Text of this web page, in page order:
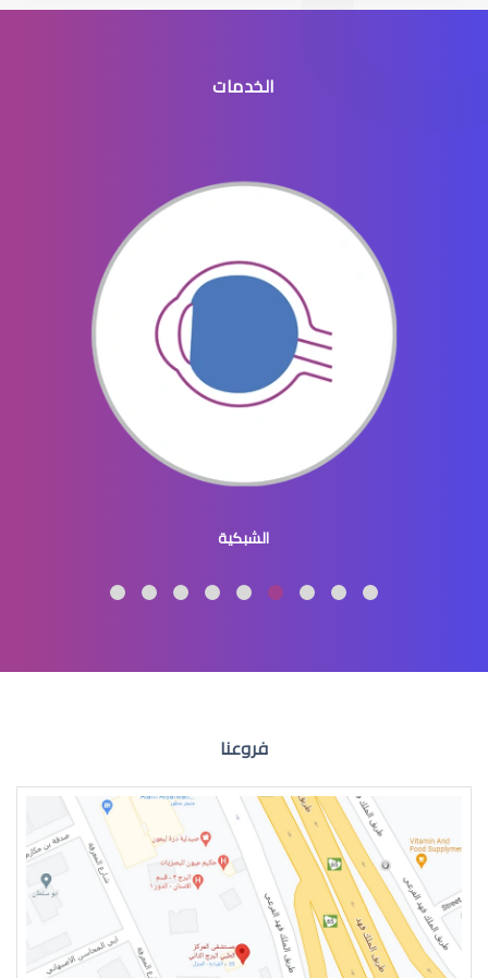
الماء الأزرق في العيون
الماء الازرق بالعين
ماء الازرق بالعين
الماء الازرق للعين
الخدمات
الشبكية
فروعنا